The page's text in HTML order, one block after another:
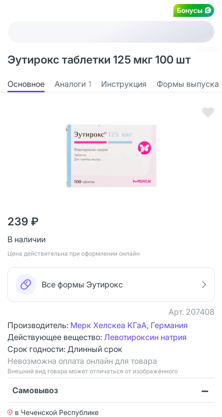
Бонусы
Эутирокс таблетки 125 мкг 100 шт
Основное Аналоги 1 Инструкция Формы выпуска
239 ₽
В наличии
Цена действительна при оформлении онлайн
Все формы Эутирокс
Арт. 207408
Производитель: Мерк Хелскеа КГаА, Германия
Действующее вещество: Левотироксин натрия
Срок годности: Длинный срок
Невозможна оплата онлайн для товара
Bнешний вид товара может отличаться от изображённого
Самовывоз
в Чеченской Республике